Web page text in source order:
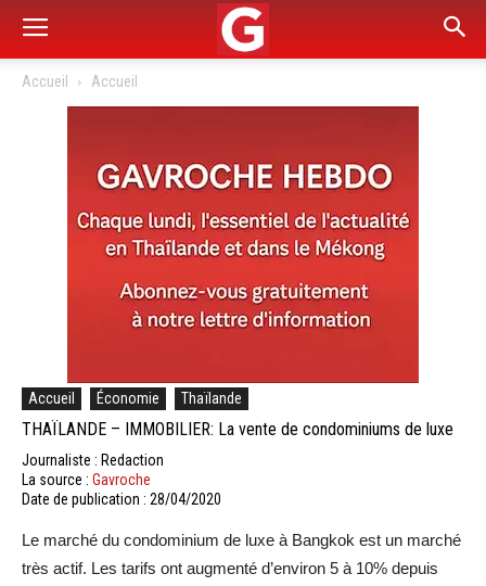
Accueil Accueil
Accueil Économie Thaïlande
THAÏLANDE – IMMOBILIER: La vente de condominiums de luxe
Journaliste : Redaction
La source : Gavroche
Date de publication : 28/04/2020
Le marché du condominium de luxe à Bangkok est un marché
très actif. Les tarifs ont augmenté d’environ 5 à 10% depuis